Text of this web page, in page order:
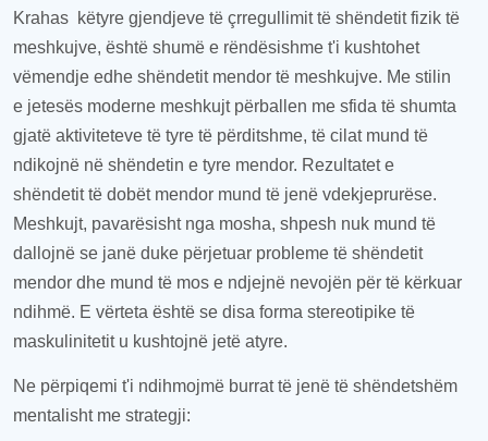
Krahas këtyre gjendjeve të çrregullimittë shëndetit fizik të
meshkujve, është shumë e rëndësishme t'i kushtohet
vëmendje edhe shëndetit mendor të meshkujve. Me stilin
e jetesës moderne meshkujt përballen me sfida të shumta
gjatë aktiviteteve të tyre të përditshme, të cilat mund të
ndikojnë në shëndetin e tyre mendor. Rezultatet e
shëndetit të dobët mendor mund të jenë vdekjeprurëse.
Meshkujt, pavarësisht nga mosha, shpesh nuk mund të
dallojnë se janë duke përjetuar probleme të shëndetit
mendor dhe mund të mos e ndjejnë nevojën për të kërkuar
ndihmë. E vërteta është se disa forma stereotipike të
maskulinitetit u kushtojnë jetë atyre.
Ne përpiqemi t'i ndihmojmë burrat të jenë të shëndetshëm
mental isht me strategji: